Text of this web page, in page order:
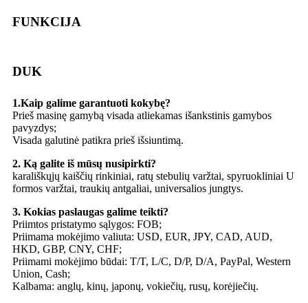
FUNKCIJA
DUK
1.Kaip galime garantuoti kokybę?
Prieš masinę gamybą visada atliekamas išankstinis gamybos
pavyzdys;
Visada galutinė patikra prieš išsiuntimą.
2. Ką galite iš mūsų nusipirkti?
karališkųjų kaiščių rinkiniai, ratų stebulių varžtai, spyruokliniai U
formos varžtai, traukių antgaliai, universalios jungtys.
3. Kokias paslaugas galime teikti?
Priimtos pristatymo sąlygos: FOB;
Priimama mokėjimo valiuta: USD, EUR, JPY, CAD, AUD,
HKD, GBP, CNY, CHF;
Priimami mokėjimo būdai: T/T, L/C, D/P, D/A, PayPal, Western
Union, Cash;
Kalbama: anglų, kinų, japonų, vokiečių, rusų, korėjiečių.